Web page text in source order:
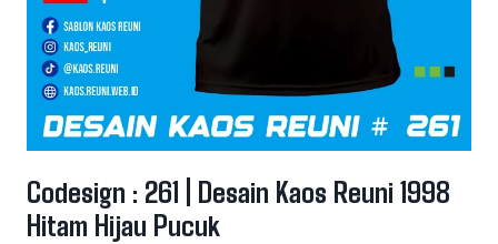
Codesign : 261 | Desain Kaos Reuni 1998
Hitam Hijau Pucuk